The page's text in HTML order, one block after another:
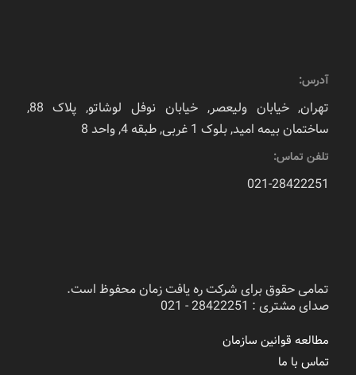
آدرس:
تهران, خیابان ولیعصر, خیابان نوفل لوشاتو, پلاک 88,
ساختمان بیمه امید, بلوک 1 غربی, طبقه 4, واحد 8
تلفن تماس:
021-28422251
تمامی حقوق برای شرکت ره یافت زمان محفوظ است.
صدای مشتری : 28422251 - 021
مطالعه قوانین سازمان
تماس با ما